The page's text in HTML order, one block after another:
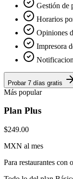
Gestión de
Horarios
Opiniones
Impresora
Probar 7 días gratis
Más popular
Plan Plus
$249.00
MXN al mes
Para restaurantes con